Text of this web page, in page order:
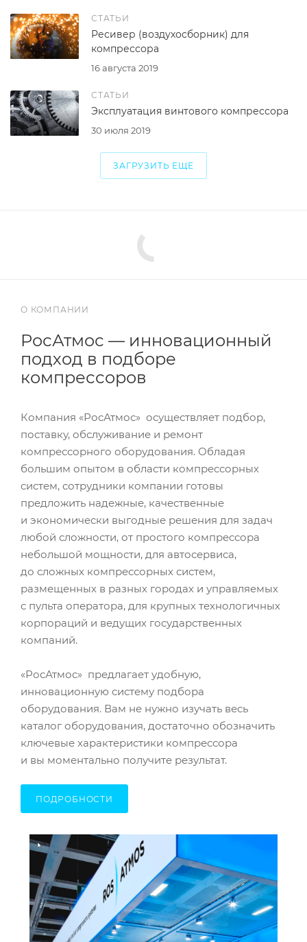
СТАТЬИ
16 августа 2019
Ресивер (воздухосборник) для
компрессора
СТАТЬИ
30 июля 2019
Эксплуатация винтового компрессора
ЗАГРУЗИТЬ ЕЩЕ
О КОМПАНИИ
РосАтмос — инновационный
подход в подборе
компрессоров
Компания «РосАтмос» осуществляет подбор,
поставку, обслуживание и ремонт
компрессорного оборудования. Обладая
большим опытом в области компрессорных
систем, сотрудники компании готовы
предложить надежные, качественные
и экономически выгодные решения для задач
любой сложности, от простого компрессора
небольшой мощности, для автосервиса,
до сложных компрессорных систем,
размещенных в разных городах и управляемых
с пульта оператора, для крупных технологичных
корпораций и ведущих государственных
компаний.
«РосАтмос» предлагает удобную,
инновационную систему подбора
оборудования. Вам не нужно изучать весь
каталог оборудования, достаточно обозначить
ключевые характеристики компрессора
и вы моментально получите результат.
ПОДРОБНОСТИ